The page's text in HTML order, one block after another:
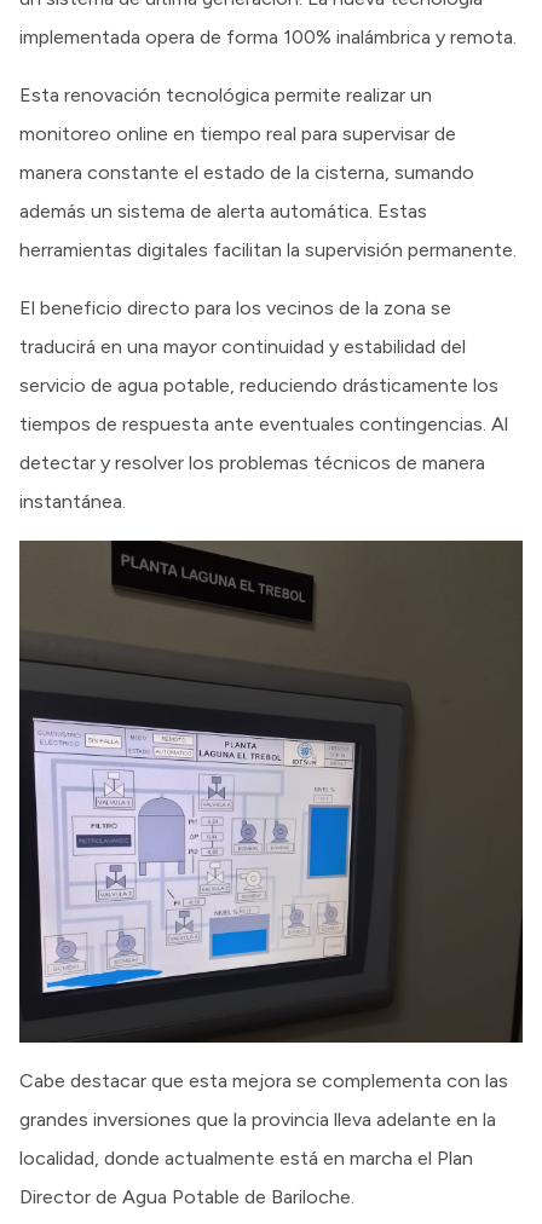
implementada opera de forma 100% inalámbrica y remota.
Esta renovación tecnológica permite realizar un
monitoreo online en tiempo real para supervisar de
manera constante el estado de la cisterna, sumando
además un sistema de alerta automática. Estas
herramientas digitales facilitan la supervisión permanente.
El beneficio directo para los vecinos de la zona se
traducirá en una mayor continuidad y estabilidad del
servicio de agua potable, reduciendo drásticamente los
tiempos de respuesta ante eventuales contingencias. Al
detectar y resolver los problemas técnicos de manera
instantánea.
Cabe destacar que esta mejora se complementa con las
grandes inversiones que la provincia lleva adelante en la
localidad, donde actualmente está en marcha el Plan
Director de Agua Potable de Bariloche.